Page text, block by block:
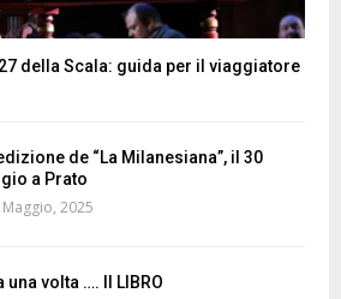
della Scala: guida per il viaggiatore
de “La Milanesiana”, il 30
a Prato
Maggio, 2025
una volta …. Il LIBRO